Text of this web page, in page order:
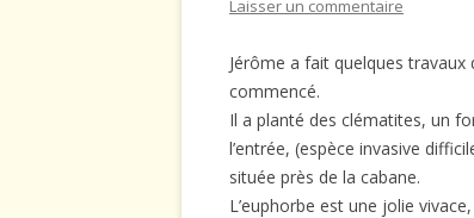
Laisser un commentaire
Jérôme a fait quelques travaux
commencé.
Il a planté des clématites, un
l’entrée, (espèce invasive
située près de la cabane.
L’euphorbe est une jolie